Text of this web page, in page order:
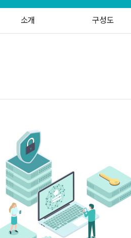
처음에는 지인의 추천으로 아이티이지를 알게 되었고 다른 업체들과 비교해보니 아이티이지가 후기가 대체적으로 좋아서 이 ...
처음 이용할 때부터 지금까지 아이티이지는 저에게 항상 기대 이상의 만족감을 주고 이용에 불편함이 전혀 없는 안정적인 서 ...
소개 구성도